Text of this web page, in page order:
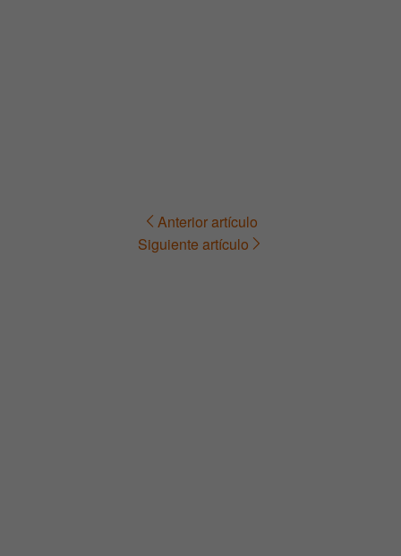
Navegación Anterior artículo
Siguiente artículo